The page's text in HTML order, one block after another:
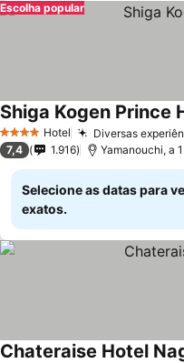
Escolha popular
4 EstrelasHotel Diversas
Shiga Kogen Prince
7,4 1.916 Yamanouchi, a
Selecione as datas para
exatos.
Chateraise Hotel